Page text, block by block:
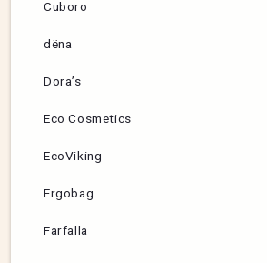
Cuboro
dëna
Dora’s
Eco Cosmetics
EcoViking
Ergobag
Farfalla